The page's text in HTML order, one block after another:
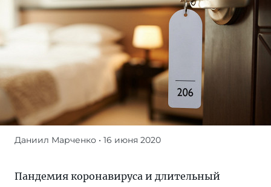
Пандемия
и
Даниил Марченко • 16 июня 2020
Пандемия коронавируса и длительный